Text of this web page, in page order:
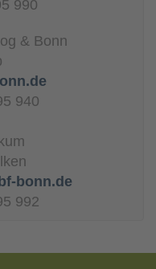
990
& Bonn
940
bonn.de
992